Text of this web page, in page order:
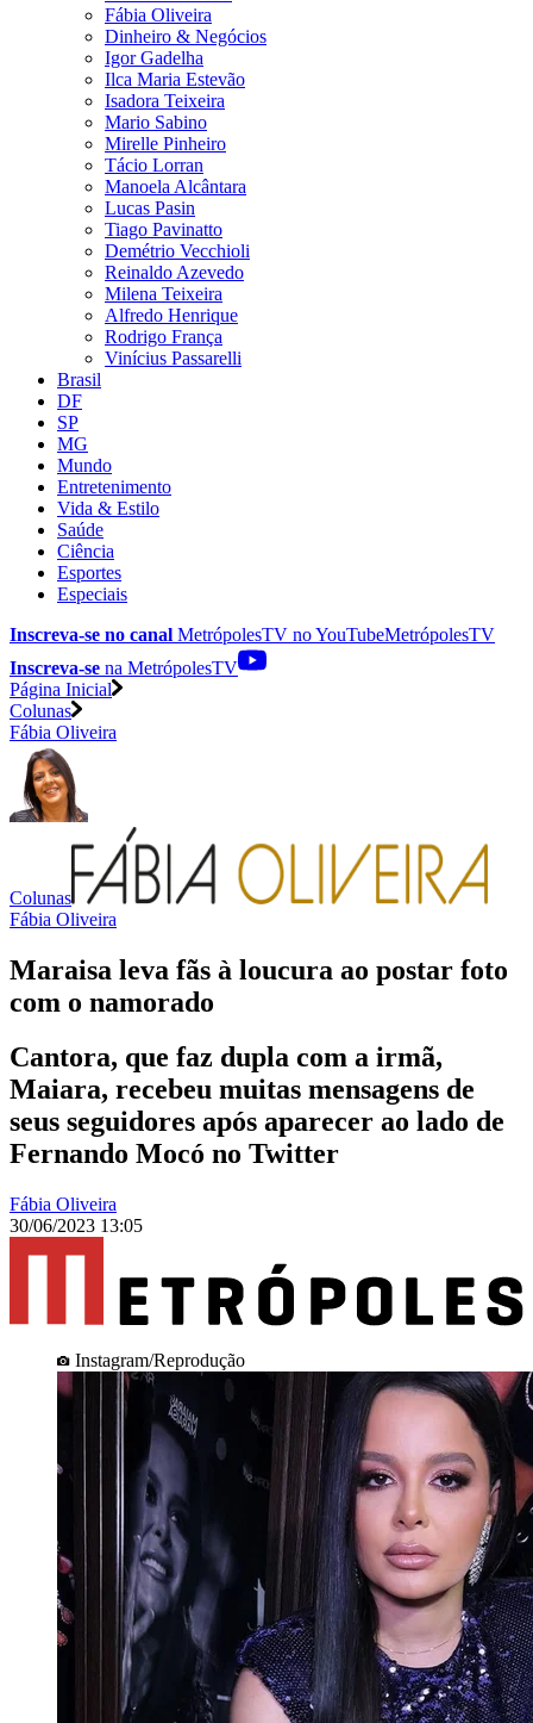
Fábia Oliveira
Dinheiro & Negócios
Igor Gadelha
Ilca Maria Estevão
Isadora Teixeira
Mario Sabino
Mirelle Pinheiro
Tácio Lorran
Manoela Alcântara
Lucas Pasin
Tiago Pavinatto
Demétrio Vecchioli
Reinaldo Azevedo
Milena Teixeira
Alfredo Henrique
Rodrigo França
Vinícius Passarelli
Brasil
DF
SP
MG
Mundo
Entretenimento
Vida & Estilo
Saúde
Ciência
Esportes
Especiais
Inscreva-se no canal MetrópolesTV noYouTubeMetrópolesTV
Inscreva-se na MetrópolesTV
Página Inicial
Colunas
Fábia Oliveira
Colunas
Fábia Oliveira
Maraisa leva fãs à loucura ao postar foto
com o namorado
Cantora, que faz dupla com a irmã,
Maiara, recebeu muitas mensagens de
seus seguidores após aparecer ao lado de
Fernando Mocó no Twitter
Fábia Oliveira
30/06/2023 13:05
Instagram/Reprodução